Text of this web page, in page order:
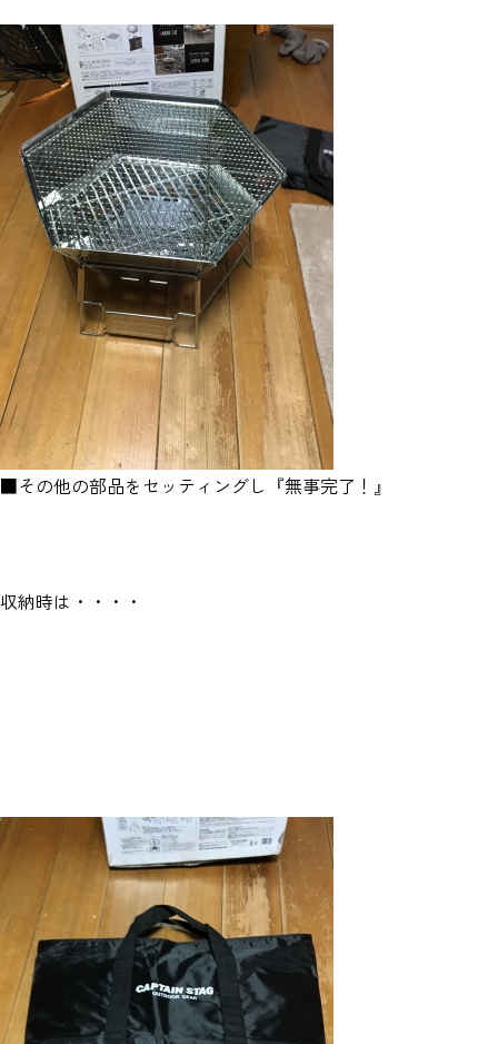
■その他の部品をセッティングし『無事完了！』
収納時は・・・・